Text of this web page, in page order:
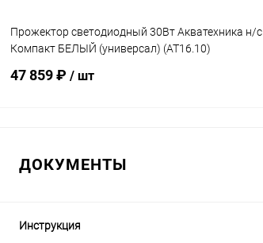
Прожектор cветодиодный 30Вт Акватехника н/с
Компакт БЕЛЫЙ (универсал) (AT16.10)
47 859 ₽ / шт
ДОКУМЕНТЫ
Инструкция